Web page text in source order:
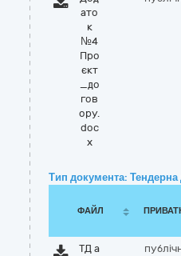
ато
к
№4
Про
єкт
_до
гов
ору.
doc
x
Тип документа: Тендерна
ФАЙЛ
ТД а